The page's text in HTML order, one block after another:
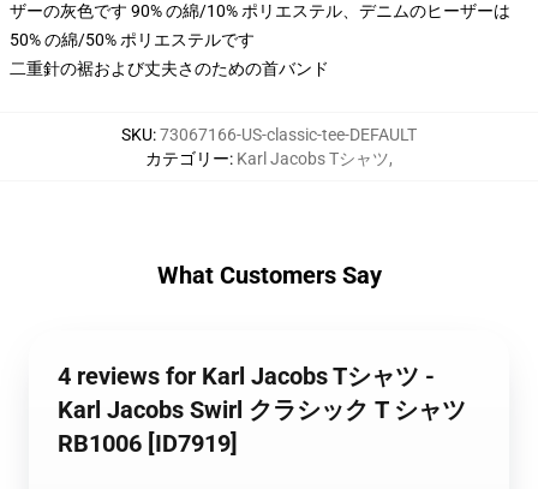
ザーの灰色です 90% の綿/10% ポリエステル、デニムのヒーザーは
50% の綿/50% ポリエステルです
二重針の裾および丈夫さのための首バンド
SKU:73067166-US-classic-tee-DEFAULT
カテゴリー: Karl Jacobs Tシャツ,
What Customers Say
4 reviews for Karl Jacobs Tシャツ -
Karl Jacobs Swirl クラシック T シャツ
RB1006 [ID7919]